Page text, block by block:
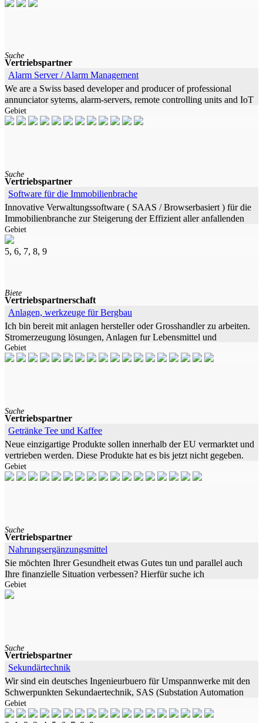
Suche
Vertriebspartner
Alarm Server / Alarm Management
We are a Swiss based developer and producer of professional
annunciator sytems, alarm-servers, remote controlling units and IoT
remote alarm devices. With over
Gebiet
Suche
Vertriebspartner
Software für die Immobilienbrache
Innovative Verwaltungssoftware ( SAAS / Browserbasiert ) für die
Immobilienbranche zur Steigerung der Effizient aller anfallenden
Aufgaben und Prozesse. -
Gebiet
5, 6, 7, 8, 9
Biete
Vertriebspartnerschaft
Anlagen, werkzeuge für Bergbau
Ich bin bereit mit anlagen hersteller oder Grosshandler zu arbeiten.
Stromerzeugung lösungen, Anlagen fur Lebensmittel und
getränkeindustrie,lösungen für
Gebiet
Suche
Vertriebspartner
Getränke Tee und Kaffee
Neue einzigartige Produkte sollen innerhalb der EU vermarktet und
vertrieben werden. Diese Produkte hat es bis jetzt nicht gegeben.
Wir sind die Ersten am
Gebiet
Suche
Vertriebspartner
Nahrungsergänzungsmittel
Sie möchten Ihrer Gesundheit etwas Gutes tun und parallel auch
Ihre finanzielle Situation verbessen? Hierfür suche ich
gesundheitsbewusste Vertriebspartner
Gebiet
Suche
Vertriebspartner
Sekundärtechnik
Wir sind ein deutsches Ingenieurbuero für Umspannwerke mit den
Schwerpunkten Sekundaertechnik, SAS (Substation Automation
System), Digitalisierung und IEC
Gebiet